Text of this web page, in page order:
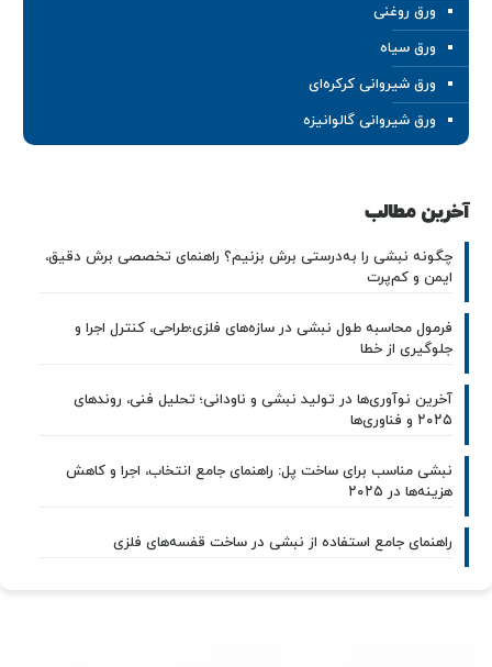
ورق روغنی
ورق سیاه
ورق شیروانی کرکره‌ای
ورق شیروانی گالوانیزه
آخرین مطالب
چگونه نبشی را به‌درستی برش بزنیم؟ راهنمای تخصصی برش دقیق،
ایمن و کم‌پرت
فرمول محاسبه طول نبشی در سازه‌های فلزی؛طراحی، کنترل اجرا و
جلوگیری از خطا
آخرین نوآوری‌ها در تولید نبشی و ناودانی؛ تحلیل فنی، روندهای
۲۰۲۵ و فناوری‌ها
نبشی مناسب برای ساخت پل: راهنمای جامع انتخاب، اجرا و کاهش
هزینه‌ها در ۲۰۲۵
راهنمای جامع استفاده از نبشی در ساخت قفسه‌های فلزی